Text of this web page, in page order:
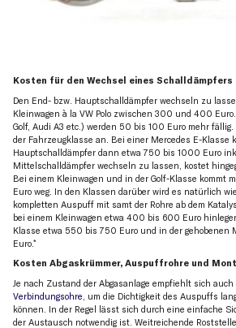
Kosten für den Wechsel eines Schalldämpfers
Den End- bzw. Hauptschalldämpfer wechseln zu
Kleinwagen à la VW Polo zwischen 300 und 400
Golf, Audi A3 etc.) werden 50 bis 100 Euro mehr
der Fahrzeugklasse an. Bei einer Mercedes E-Klasse
Hauptschalldämpfer dann etwa 750 bis 1000 Euro
Mittelschalldämpfer wechseln zu lassen, kostet
Bei einem Kleinwagen und in der Golf-Klasse kommt
Euro weg. In den Klassen darüber wird es natürlich
kompletten Auspuff mit samt der Rohre ab dem
bei einem Kleinwagen etwa 400 bis 600 Euro
Klasse etwa 550 bis 750 Euro und in der
Euro.*
Kosten Abgaskrümmer, Auspuffrohre und
Je nach Zustand der Abgasanlage empfiehlt sich
Verbindungsohre , um die Dichtigkeit des Auspuffs
können. In der Regel lässt sich durch eine einfache
der Austausch notwendig ist. Weitreichende